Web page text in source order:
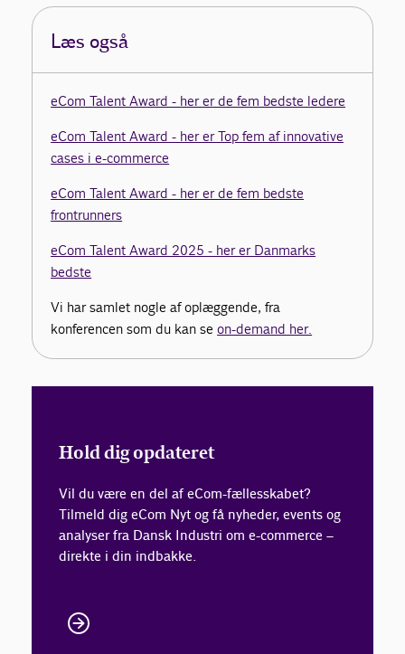
Læs også
eCom Talent Award - her er de fem bedste ledere
eCom Talent Award - her er Top fem af innovative
cases i e-commerce
eCom Talent Award - her er de fem bedste
frontrunners
eCom Talent Award 2025 - her er Danmarks
bedste
Vi har samlet nogle af oplæggende, fra
konferencen som du kan seon-demand her.
Hold dig opdateret
Vil du være en del af eCom-fællesskabet?
Tilmeld dig eCom Nyt og få nyheder, events og
analyser fra Dansk Industri om e-commerce –
direkte i din indbakke.